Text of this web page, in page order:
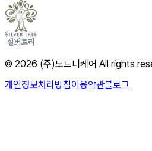
© 2026 (주)모드니케어 All rights
개인정보처리방침이용약관블로그